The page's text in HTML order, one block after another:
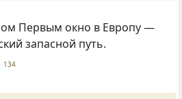
Первым окно в Европу —
запасной путь.
134